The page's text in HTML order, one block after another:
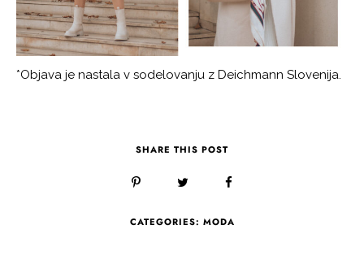
*Objava je nastala v sodelovanju z Deichmann Slovenija.
SHARE THIS POST
CATEGORIES: MODA